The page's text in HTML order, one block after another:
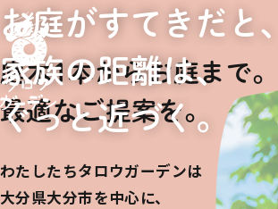
お庭がすてきだと、
家族の距離は、
ぐっと近づく。
庭木1本からお庭まで。
最適なご提案を。
わたしたちタロウガーデンは
大分県大分市を中心に、